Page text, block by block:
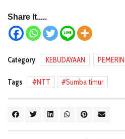
Share It.....
Category KEBUDAYAAN
Tags NTT Sumba timur